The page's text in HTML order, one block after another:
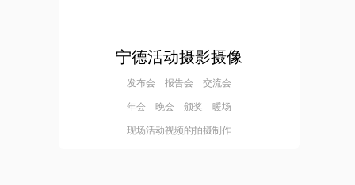
宁德活动摄影摄像
发布会 报告会 交流会
年会 晚会 颁奖 暖场
现场活动视频的拍摄制作